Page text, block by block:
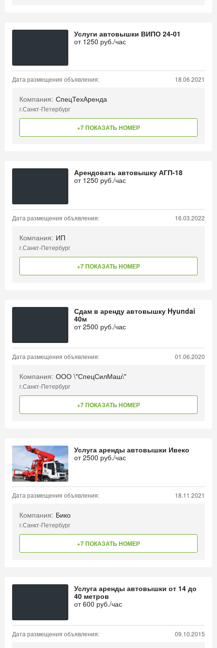
Услуги автовышки ВИПО 24-01
от 1250 руб./час
Дата размещения объявления: 18.06.2021
Компания: СпецТехАренда
г.Санкт-Петербург
+7 ПОКАЗАТЬ НОМЕР
Арендовать автовышку АГП-18
от 1250 руб./час
Дата размещения объявления: 16.03.2022
Компания: ИП
г.Санкт-Петербург
+7 ПОКАЗАТЬ НОМЕР
Сдам в аренду автовышку Hyundai
40м
от2500 руб./час
Дата размещения объявления: 01.06.2020
Компания: ООО \"СпецСилМаш\"
г.Санкт-Петербург
+7 ПОКАЗАТЬ НОМЕР
Услуга аренды автовышки Ивеко
от2500 руб./час
Дата размещения объявления: 18.11.2021
Компания: Бико
г.Санкт-Петербург
+7 ПОКАЗАТЬ НОМЕР
Услуга аренды автовышки от 14 до
40 метров
от600 руб./час
Дата размещения объявления: 09.10.2015